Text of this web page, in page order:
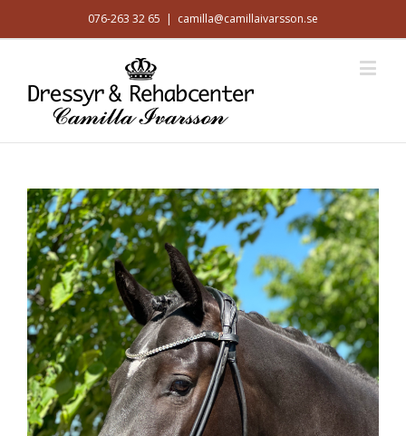
076-263 32 65 | camilla@camillaivarsson.se